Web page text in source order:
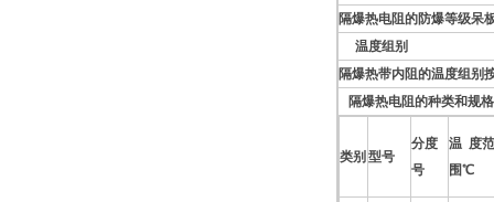
隔爆热电阻的防爆等级呆
温度组别
隔爆热带内阻的温度组别
隔爆热电阻的种类和规格
类别 型号
分度
号
温 度范
围℃